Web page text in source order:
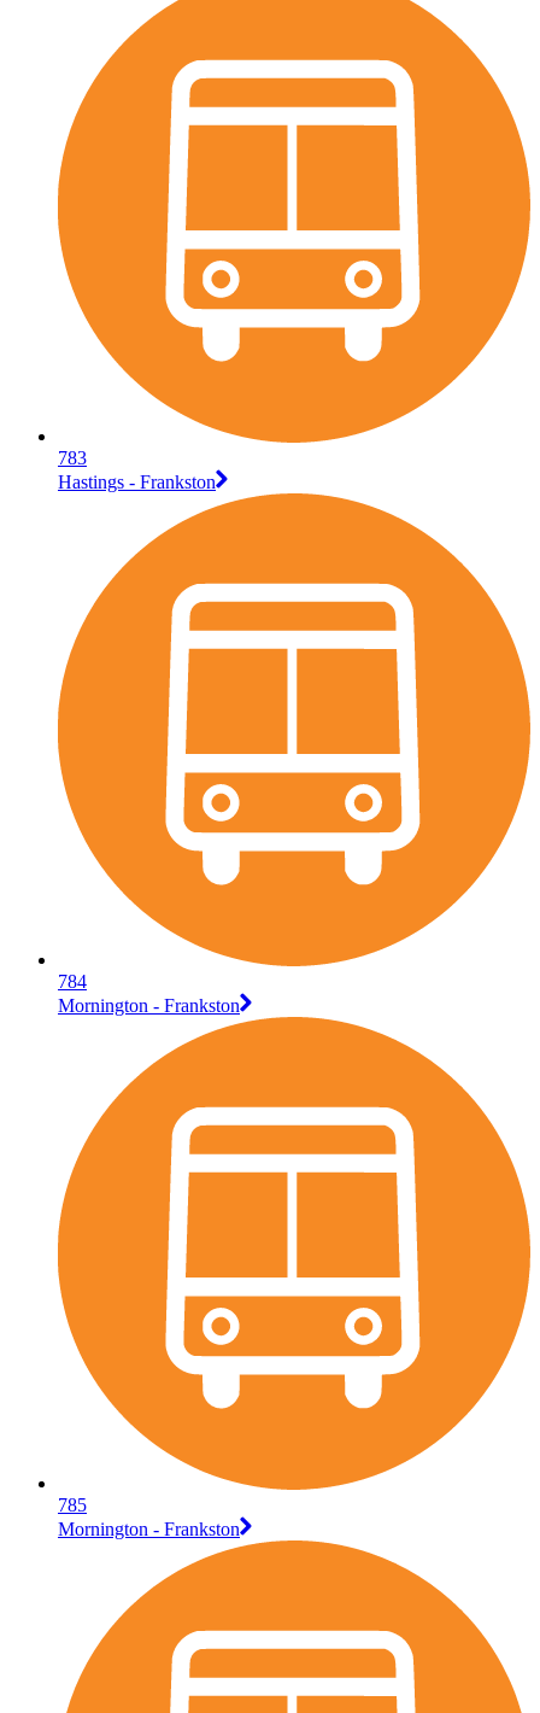
783
Hastings - Frankston
784
Mornington - Frankston
785
Mornington - Frankston